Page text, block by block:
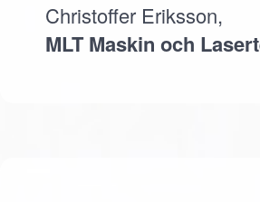
Christoffer Eriksson,
MLT Maskin och